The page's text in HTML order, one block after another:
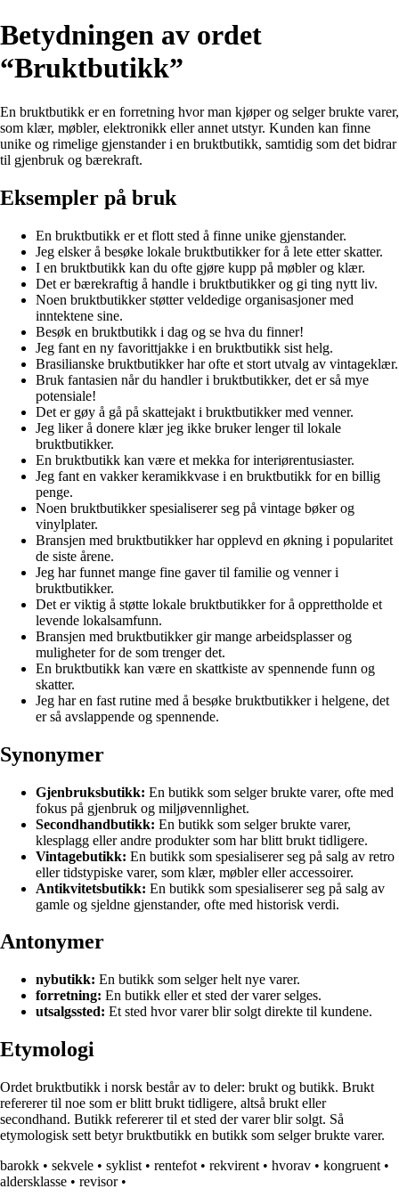
Betydningen av ordet
“Bruktbutikk”
En bruktbutikk er en forretning hvor man kjøper og selger brukte varer,
som klær, møbler, elektronikk eller annet utstyr. Kunden kan finne
unike og rimelige gjenstander i en bruktbutikk, samtidig som det bidrar
til gjenbruk og bærekraft.
Eksempler på bruk
En bruktbutikk er et flott sted å finne unike gjenstander.
Jeg elsker å besøke lokale bruktbutikker for å lete etter skatter.
I en bruktbutikk kan du ofte gjøre kupp på møbler og klær.
Det er bærekraftig å handle i bruktbutikker og gi ting nytt liv.
Noen bruktbutikker støtter veldedige organisasjoner med
inntektene sine.
Besøk en bruktbutikk i dag og se hva du finner!
Jeg fant en ny favorittjakke i en bruktbutikk sist helg.
Brasilianske bruktbutikker har ofte et stort utvalg av vintageklær.
Bruk fantasien når du handler i bruktbutikker, det er så mye
potensiale!
Det er gøy å gå på skattejakt i bruktbutikker med venner.
Jeg liker å donere klær jeg ikke bruker lenger til lokale
bruktbutikker.
En bruktbutikk kan være et mekka for interiørentusiaster.
Jeg fant en vakker keramikkvase i en bruktbutikk for en billig
penge.
Noen bruktbutikker spesialiserer seg på vintage bøker og
vinylplater.
Bransjen med bruktbutikker har opplevd en økning i popularitet
de siste årene.
Jeg har funnet mange fine gaver til familie og venner i
bruktbutikker.
Det er viktig å støtte lokale bruktbutikker for å opprettholde et
levende lokalsamfunn.
Bransjen med bruktbutikker gir mange arbeidsplasser og
muligheter for de som trenger det.
En bruktbutikk kan være en skattkiste av spennende funn og
skatter.
Jeg har en fast rutine med å besøke bruktbutikker i helgene, det
er så avslappende og spennende.
Synonymer
Gjenbruksbutikk: En butikk som selger brukte varer, ofte med
fokus på gjenbruk og miljøvennlighet.
Secondhandbutikk: En butikk som selger brukte varer,
klesplagg eller andre produkter som har blitt brukt tidligere.
Vintagebutikk: En butikk som spesialiserer seg på salg av retro
eller tidstypiske varer, som klær, møbler eller accessoirer.
Antikvitetsbutikk: En butikk som spesialiserer seg på salg av
gamle og sjeldne gjenstander, ofte med historisk verdi.
Antonymer
nybutikk: En butikk som selger helt nye varer.
forretning: En butikk eller et sted der varer selges.
utsalgssted: Et sted hvor varer blir solgt direkte til kundene.
Etymologi
Ordet bruktbutikk i norsk består av to deler: brukt og butikk. Brukt
refererer til noe som er blitt brukt tidligere, altså brukt eller
secondhand. Butikk refererer til et sted der varer blir solgt. Så
etymologisk sett betyr bruktbutikk en butikk som selger brukte varer.
barokk • sekvele • syklist • rentefot • rekvirent • hvorav • kongruent •
aldersklasse • revisor•